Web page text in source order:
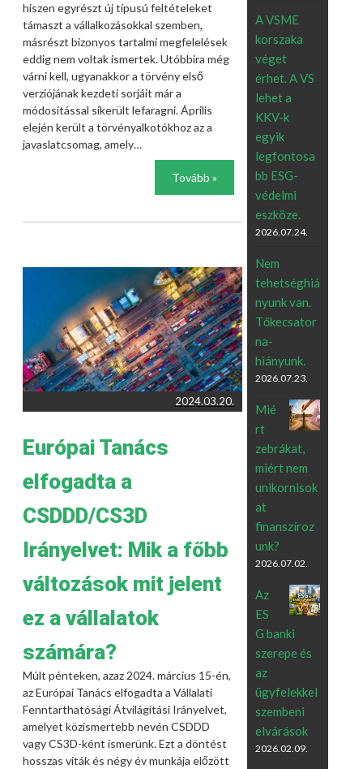
hiszen egyrészt új típusú feltételeket
támaszt a vállalkozásokkal szemben,
másrészt bizonyos tartalmi megfelelések
eddig nem voltak ismertek. Utóbbira még
várni kell, ugyanakkor a törvény első
verziójának kezdeti sorjáit már a
módosítással sikerült lefaragni. Április
elején került a törvényalkotókhoz az a
javaslatcsomag, amely…
Tovább »
2024.03.20.
Európai Tanács
elfogadta a
CSDDD/CS3D
Irányelvet: Mik a főbb
változások mit jelent
ez a vállalatok
számára?
Múlt pénteken, azaz 2024. március 15-én,
az Európai Tanács elfogadta a Vállalati
Fenntarthatósági Átvilágítási Irányelvet,
amelyet közismertebb nevén CSDDD
vagy CS3D-ként ismerünk. Ezt a döntést
hosszas viták és négy év munkája előzött
A VSME
korszaka
véget
érhet. A VS
lehet a
KKV-k
egyik
legfontosa
bb ESG-
védelmi
eszköze.
2026.07.24.
Nem
tehetséghiá
nyunk van.
Tőkecsator
na-
hiányunk.
2026.07.23.
Mié
rt
zebrákat,
miért nem
unikornisok
at
finanszíroz
unk?
2026.07.02.
Az
ES
G banki
szerepe és
az
ügyfelekkel
szembeni
elvárások
2026.02.09.